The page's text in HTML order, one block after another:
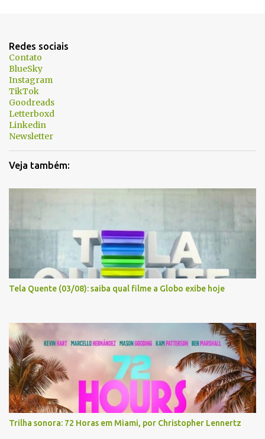
Redes sociais
Contato
BlueSky
Instagram
TikTok
Goodreads
Letterboxd
Linkedin
Newsletter
Veja também:
Tela Quente (03/08): saiba qual filme a Globo exibe hoje
Trilha sonora: 72 Horas em Miami, por Christopher Lennertz